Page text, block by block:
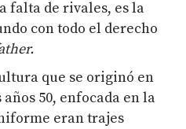
falta de rivales, es la
con todo el derecho
que se originó en
50, enfocada en la
eran trajes